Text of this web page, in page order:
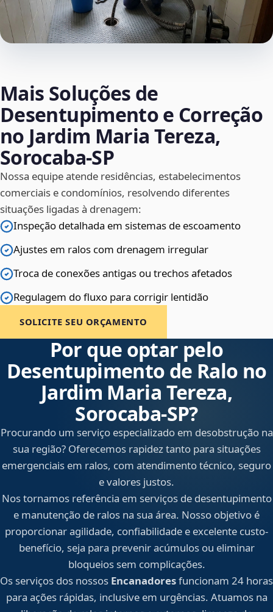
Mais Soluções de
Desentupimento e Correção
no Jardim Maria Tereza,
Sorocaba‑SP
Nossa equipe atende residências, estabelecimentos
comerciais e condomínios, resolvendo diferentes
situações ligadas à drenagem:
Inspeção detalhada em sistemas de escoamento
Ajustes em ralos com drenagem irregular
Troca de conexões antigas ou trechos afetados
Regulagem do fluxo para corrigir lentidão
SOLICITE SEU ORÇAMENTO
Por que optar pelo
Desentupimento de Ralo no
Jardim Maria Tereza,
Sorocaba‑SP?
Procurando um serviço especializado em desobstrução na
sua região? Oferecemos rapidez tanto para situações
emergenciais em ralos, com atendimento técnico, seguro
e valores justos.
Nos tornamos referência em serviços de desentupimento
e manutenção de ralos na sua área. Nosso objetivo é
proporcionar agilidade, confiabilidade e excelente custo-
benefício, seja para prevenir acúmulos ou eliminar
bloqueios sem complicações.
Os serviços dos nossos Encanadoresfuncionam 24 horas
para ações rápidas, inclusive em urgências. Atuamos na